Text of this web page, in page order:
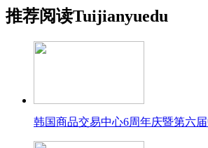
推荐阅读Tuijianyuedu
韩国商品交易中心6周年庆暨第六